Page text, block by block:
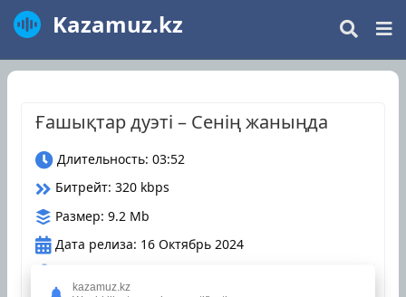
Kazamuz.kz
Ғашықтар дуэті – Сенің жаныңда
Длительность: 03:52
Битрейт: 320 kbps
Размер: 9.2 Mb
Дата релиза: 16 Октябрь 2024
kazamuz.kz